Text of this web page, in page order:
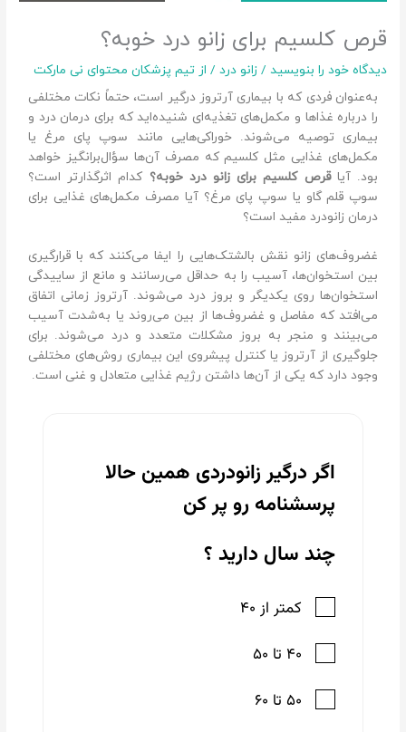
کلسیم برای زانو درد خوبه؟
خود را بنویسید /زانو درد/ از تیم پزشکان محتوای نی مارکت
به‌عنوان فردی که با بیماری آرتروز درگیر است، حتماً نکات مختلفی
را درباره غذاها و مکمل‌های تغذیه‌ای شنیده‌اید که برای درمان درد و
بیماری توصیه می‌شوند. خوراکی‌هایی مانند سوپ پای مرغ یا
مکمل‌های غذایی مثل کلسیم که مصرف آن‌ها سؤال‌برانگیز خواهد
بود. آیا قرص کلسیم برای زانو درد خوبه؟کدام اثرگذارتر است؟
سوپ قلم گاو یا سوپ پای مرغ؟ آیا مصرف مکمل‌های غذایی برای
درمان زانودرد مفید است؟
غضروف‌های زانو نقش بالشتک‌هایی را ایفا می‌کنند که با قرارگیری
بین استخوان‌ها، آسیب را به حداقل می‌رسانند و مانع از ساییدگی
استخوان‌ها روی یکدیگر و بروز درد می‌شوند. آرتروز زمانی اتفاق
می‌افتد که مفاصل و غضروف‌ها از بین می‌روند یا به‌شدت آسیب
می‌بینند و منجر به بروز مشکلات متعدد و درد می‌شوند. برای
جلوگیری از آرتروز یا کنترل پیشروی این بیماری روش‌های مختلفی
وجود دارد که یکی از آن‌ها داشتن رژیم غذایی متعادل و غنی است.